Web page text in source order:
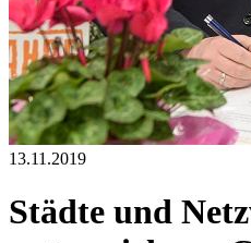
13.11.2019
Städte und